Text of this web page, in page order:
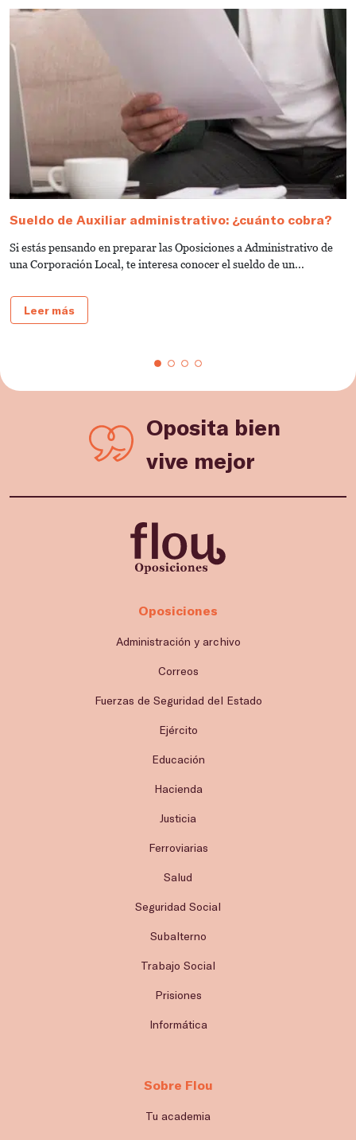
Sueldo de Auxiliar administrativo: ¿cuánto cobra?
Si estás pensando en preparar las Oposiciones a Administrativo de
una Corporación Local, te interesa conocer el sueldo de un...
Leer más
Oposita bien
vive mejor
Oposiciones
Administración y archivo
Correos
Fuerzas de Seguridad del Estado
Ejército
Educación
Hacienda
Justicia
Ferroviarias
Salud
Seguridad Social
Subalterno
Trabajo Social
Prisiones
Informática
Sobre Flou
Tu academia